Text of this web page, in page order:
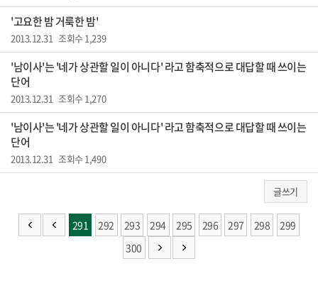
'고요한 밤 거룩한 밤'
2013.12.31 조회수 1,239
'남이사'는 '네가 상관할 일이 아니다' 라고 함축적으로 대답할 때 쓰이는
단어
2013.12.31 조회수 1,270
'남이사'는 '네가 상관할 일이 아니다' 라고 함축적으로 대답할 때 쓰이는
단어
2013.12.31 조회수 1,490
글쓰기
291 292 293 294 295 296 297 298
299
300